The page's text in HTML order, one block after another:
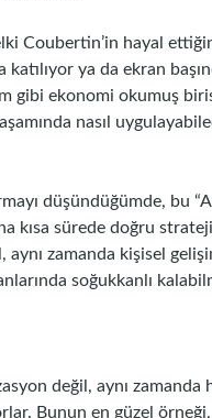
Coubertin’in hayal
ya da ekran
gibi ekonomi okumuş
nasıl
düşündüğümde, bu
kısa sürede doğru
aynı zamanda kişisel
soğukkanlı
değil, aynı
Bunun en güzel